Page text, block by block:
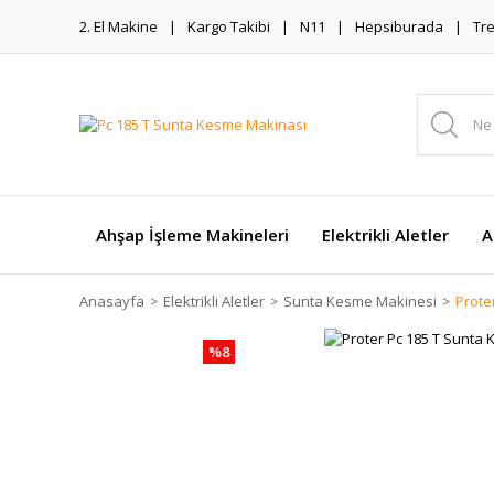
2. El Makine Kargo Takibi N11 Hepsiburada
Ahşap İşleme Makineleri Elektrikli Aletler
Anasayfa Elektrikli Aletler Sunta Kesme Makinesi
%8